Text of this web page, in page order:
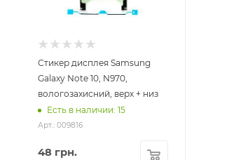
Стикер дисплея Samsung
Galaxy Note 10, N970,
вологозахисний, верх + низ
Есть в наличии: 15
Арт.: 009816
48 грн.